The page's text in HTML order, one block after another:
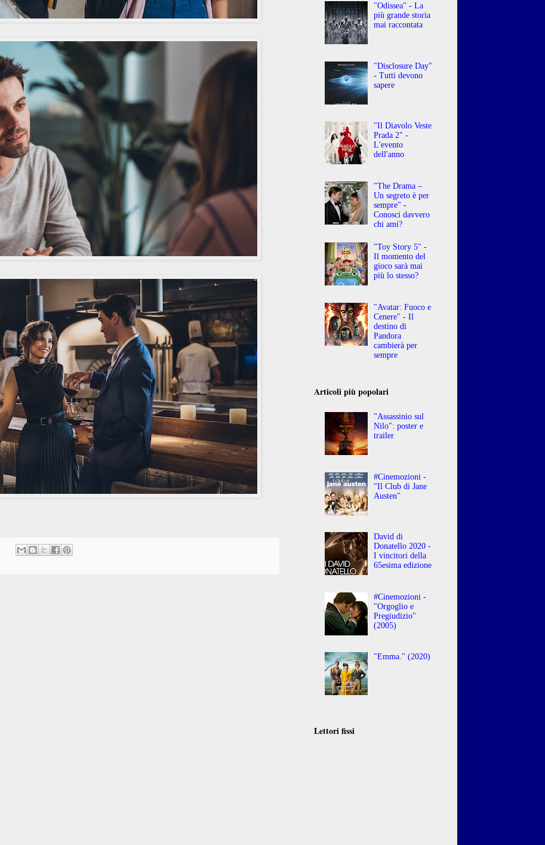
"Odissea" - La
più grande storia
mai raccontata
"Disclosure Day"
- Tutti devono
sapere
"Il Diavolo Veste
Prada 2" -
L'evento
dell'anno
"The Drama –
Un segreto è per
sempre" -
Conosci davvero
chi ami?
"Toy Story 5" -
Il momento del
gioco sarà mai
più lo stesso?
"Avatar: Fuoco e
Cenere" - Il
destino di
Pandora
cambierà per
sempre
Articoli più popolari
"Assassinio sul
Nilo": poster e
trailer
#Cinemozioni -
"Il Club di Jane
Austen"
David di
Donatello 2020 -
I vincitori della
65esima edizione
#Cinemozioni -
"Orgoglio e
Pregiudizio"
(2005)
"Emma." (2020)
Lettori fissi